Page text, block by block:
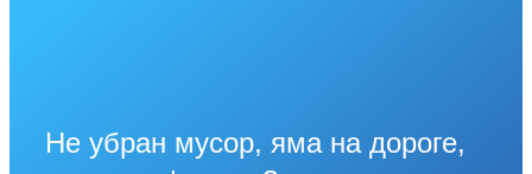
Не убран мусор, яма на дороге,